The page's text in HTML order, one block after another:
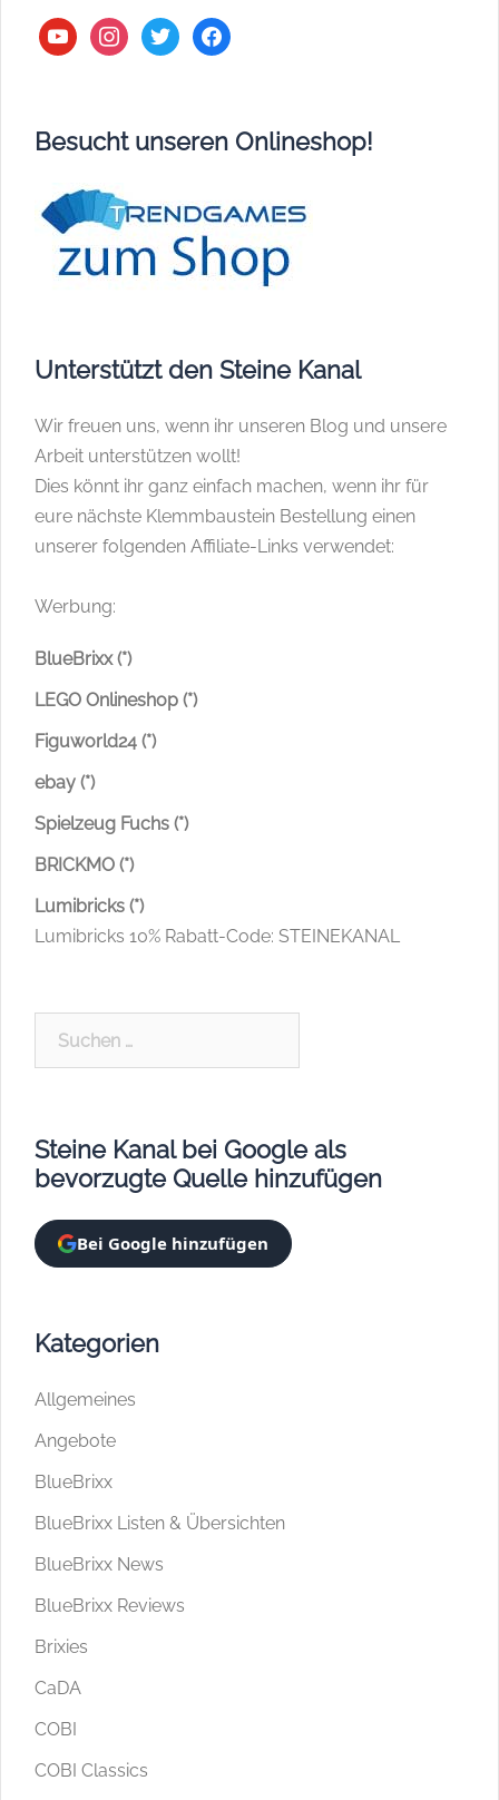
youtubeinstagram
twitter facebook
Besucht unseren Onlineshop!
Unterstützt den Steine Kanal
Wir freuen uns, wenn ihr unseren Blog und unsere
Arbeit unterstützen wollt!
Dies könnt ihr ganz einfach machen, wenn ihr für
eure nächste Klemmbaustein Bestellung einen
unserer folgenden Affiliate-Links verwendet:
Werbung:
BlueBrixx (*)
LEGO Onlineshop (*)
Figuworld24 (*)
ebay (*)
Spielzeug Fuchs (*)
BRICKMO (*)
Lumibricks (*)
Lumibricks 10% Rabatt-Code: STEINEKANAL
Steine Kanal bei Google als
bevorzugte Quelle hinzufügen
Bei Google hinzufügen
Kategorien
Allgemeines
Angebote
BlueBrixx
BlueBrixx Listen & Übersichten
BlueBrixx News
BlueBrixx Reviews
Brixies
CaDA
COBI
COBI Classics